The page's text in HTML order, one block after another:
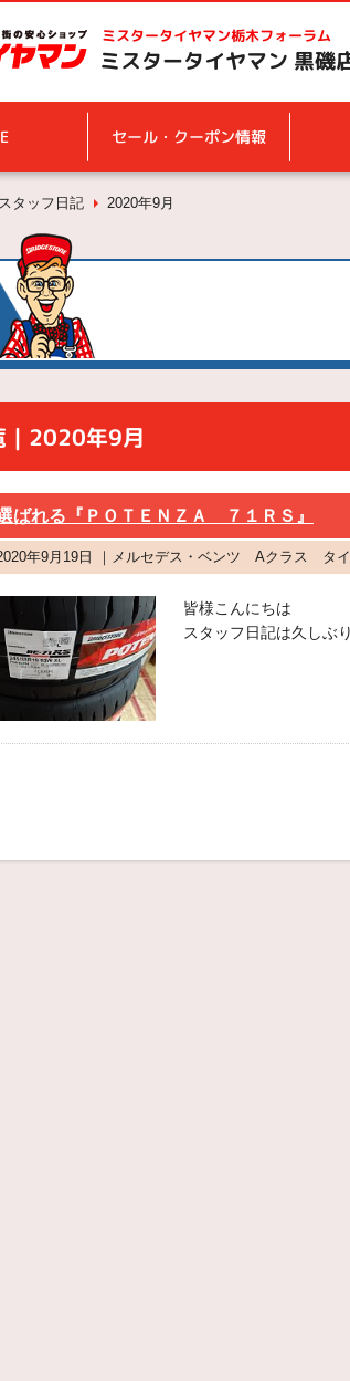
ミスタータイヤマン栃木フォーラム
ミスタータイヤマン 黒磯
セール・クーポン情報
スタッフ日記 2020年9月
｜2020年9月
ばれる『ＰＯＴＥＮＺＡ ７１ＲＳ』
年9月19日 ｜メルセデス・ベンツ Aクラス タ
皆様こんにちは
スタッフ日記は久しぶ